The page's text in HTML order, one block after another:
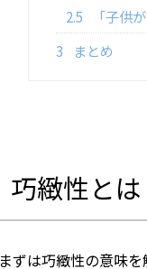
2.5
「子供
3
まとめ
巧緻性とは
まずは巧緻性の意味